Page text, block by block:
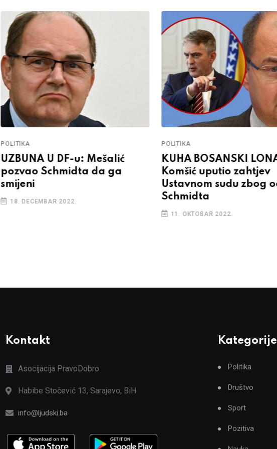
POLITIKA
UZBUNA U DF-u: Mešalić
pozvao Schmidta da ga
smijeni
18. DECEMBAR 2022.
POLITIKA
KUHA BOSANSKI
Komšić uputio zahtjev
Ustavnom sudu zbog
Schmidta
11. OKTOBAR 2022.
Kontakt
Asocijacija PravoDobro
Habibe Stočević 13, Sarajevo, BiH
info@ljudski.ba
Kategorije
Politika
Društvo
Sport
Pozitiva